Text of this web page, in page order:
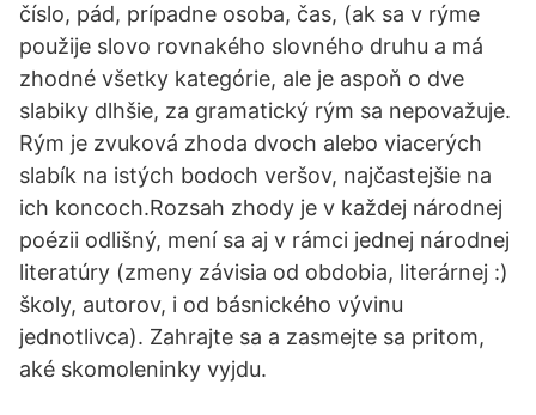
číslo, pád, prípadne osoba, čas, (ak sa v rýme
použije slovo rovnakého slovného druhu a má
zhodné všetky kategórie, ale je aspoň o dve
slabiky dlhšie, za gramatický rým sa nepovažuje.
Rým je zvuková zhoda dvoch alebo viacerých
slabík na istých bodoch veršov, najčastejšie na
ich koncoch.Rozsah zhody je v každej národnej
poézii odlišný, mení sa aj v rámci jednej národnej
literatúry (zmeny závisia od obdobia, literárnej :)
školy, autorov, i od básnického vývinu
jednotlivca). Zahrajte sa a zasmejte sa pritom,
aké skomoleninky vyjdu.